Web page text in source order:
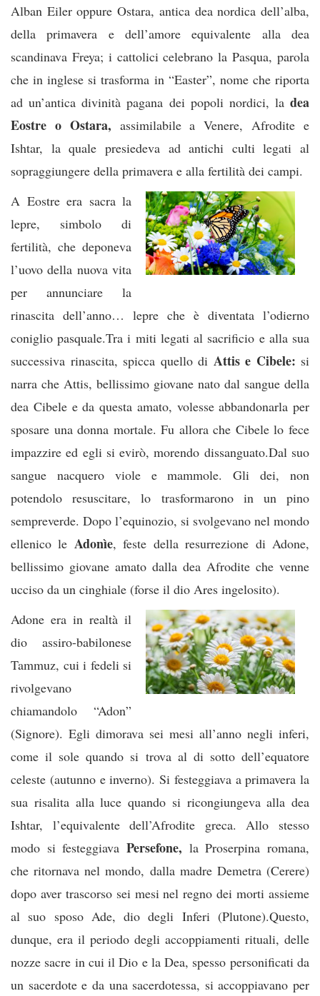
Alban Eiler oppure Ostara, antica dea nordica dell’alba,
della primavera e dell’amore equivalente alla dea
scandinava Freya; i cattolici celebrano la Pasqua, parola
che in inglese si trasforma in “Easter”, nome che riporta
ad un’antica divinità pagana dei popoli nordici, la dea
Eostre o Ostara, assimilabile a Venere, Afrodite e
Ishtar, la quale presiedeva ad antichi culti legati al
sopraggiungere della primavera e alla fertilità dei campi.
A Eostre era sacra la
lepre, simbolo di
fertilità, che deponeva
l’uovo della nuova vita
per annunciare la
rinascita dell’anno… lepre che è diventata l’odierno
coniglio pasquale.Tra i miti legati al sacrificio e alla sua
successiva rinascita, spicca quello di Attis e Cibele: si
narra che Attis, bellissimo giovane nato dal sangue della
dea Cibele e da questa amato, volesse abbandonarla per
sposare una donna mortale. Fu allora che Cibele lo fece
impazzire ed egli si evirò, morendo dissanguato.Dal suo
sangue nacquero viole e mammole. Gli dei, non
potendolo resuscitare, lo trasformarono in un pino
sempreverde. Dopo l’equinozio, si svolgevano nel mondo
ellenico le Adonìe, feste della resurrezione di Adone,
bellissimo giovane amato dalla dea Afrodite che venne
ucciso da un cinghiale (forse il dio Ares ingelosito).
Adone era in realtà il
dio assiro-babilonese
Tammuz, cui i fedeli si
rivolgevano
chiamandolo “Adon”
(Signore). Egli dimorava sei mesi all’anno negli inferi,
come il sole quando si trova al di sotto dell’equatore
celeste (autunno e inverno). Si festeggiava a primavera la
sua risalita alla luce quando si ricongiungeva alla dea
Ishtar, l’equivalente dell’Afrodite greca. Allo stesso
modo si festeggiava Persefone, la Proserpina romana,
che ritornava nel mondo, dalla madre Demetra (Cerere)
dopo aver trascorso sei mesi nel regno dei morti assieme
al suo sposo Ade, dio degli Inferi (Plutone).Questo,
dunque, era il periodo degli accoppiamenti rituali, delle
nozze sacre in cui il Dio e la Dea, spesso personificati da
un sacerdote e da una sacerdotessa, si accoppiavano per